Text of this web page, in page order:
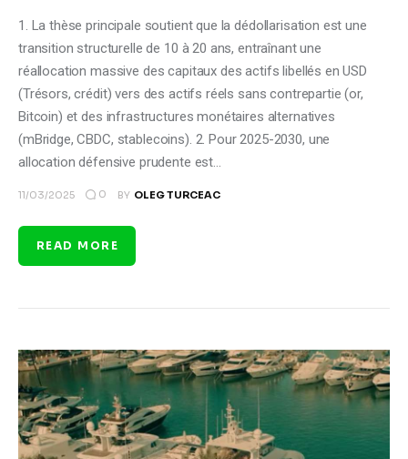
1. La thèse principale soutient que la dédollarisation est une
transition structurelle de 10 à 20 ans, entraînant une
réallocation massive des capitaux des actifs libellés en USD
(Trésors, crédit) vers des actifs réels sans contrepartie (or,
Bitcoin) et des infrastructures monétaires alternatives
(mBridge, CBDC, stablecoins). 2. Pour 2025-2030, une
allocation défensive prudente est…
11/03/2025 0 BY OLEG TURCEAC
READ MORE